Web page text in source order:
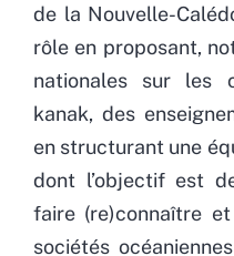
de la Nouvelle-
rôle en proposant,
nationales sur les
kanak, des
en structurant une
dont l’objectif est
faire (re)connaître
sociétés